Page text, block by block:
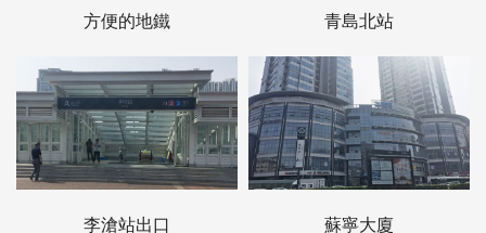
方便的地鐵 青島北站
李滄站出口 蘇寧大廈